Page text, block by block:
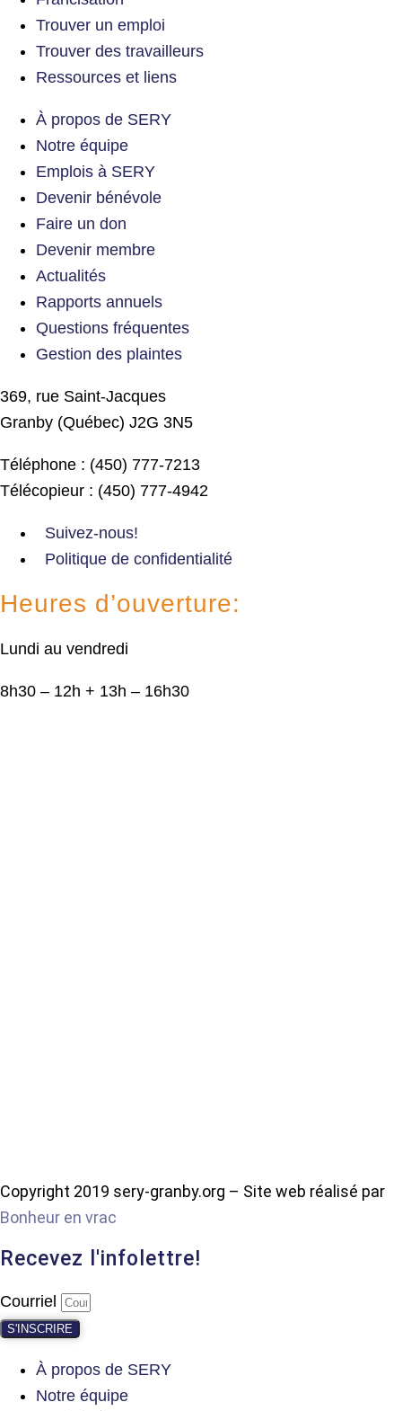
Trouver un emploi
Trouver des travailleurs
Ressources et liens
À propos de SERY
Notre équipe
Emplois à SERY
Devenir bénévole
Faire un don
Devenir membre
Actualités
Rapports annuels
Questions fréquentes
Gestion des plaintes
369, rue Saint-Jacques
Granby (Québec) J2G 3N5
Téléphone : (450) 777-7213
Télécopieur : (450) 777-4942
Suivez-nous!
Politique de confidentialité
Heures d’ouverture:
Lundi au vendredi
8h30 – 12h + 13h – 16h30
Copyright 2019 sery-granby.org – Site web réalisé par
Bonheur en vrac
Recevez l'infolettre!
Courriel
S'INSCRIRE
À propos de SERY
Notre équipe